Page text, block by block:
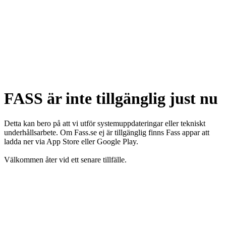
FASS är inte tillgänglig just nu
Detta kan bero på att vi utför systemuppdateringar eller tekniskt
underhållsarbete. Om Fass.se ej är tillgänglig finns Fass appar att
ladda ner via App Store eller Google Play.
Välkommen åter vid ett senare tillfälle.